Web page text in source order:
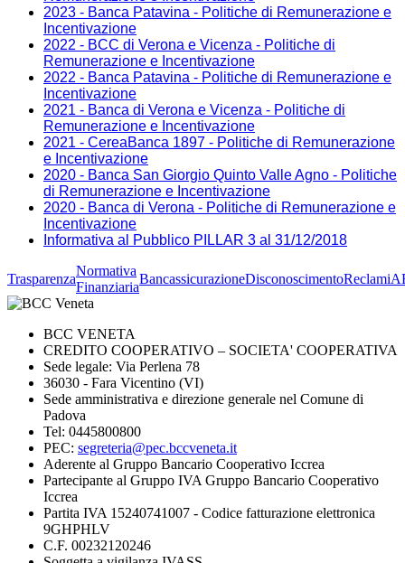
2023 - Banca Patavina - Politiche di Remunerazione e
Incentivazione
2022 - BCC di Verona e Vicenza - Politiche di
Remunerazione e Incentivazione
2022 - Banca Patavina - Politiche di Remunerazione e
Incentivazione
2021 - Banca di Verona e Vicenza - Politiche di
Remunerazione e Incentivazione
2021 - CereaBanca 1897 - Politiche di Remunerazione
e Incentivazione
2020 - Banca San Giorgio Quinto Valle Agno - Politiche
di Remunerazione e Incentivazione
2020 - Banca di Verona - Politiche di Remunerazione e
Incentivazione
Informativa al Pubblico PILLAR 3 al 31/12/2018
Trasparenza
Normativa
Finanziaria
BancassicurazioneDisconoscimentoReclami
BCC VENETA
CREDITO COOPERATIVO – SOCIETA' COOPERATIVA
Sede legale: Via Perlena 78
36030 - Fara Vicentino (VI)
Sede amministrativa e direzione generale nel Comune di
Padova
Tel: 0445800800
PEC: segreteria@pec.bccveneta.it
Aderente al Gruppo Bancario Cooperativo Iccrea
Partecipante al Gruppo IVA Gruppo Bancario Cooperativo
Iccrea
Partita IVA 15240741007 - Codice fatturazione elettronica
9GHPHLV
C.F. 00232120246